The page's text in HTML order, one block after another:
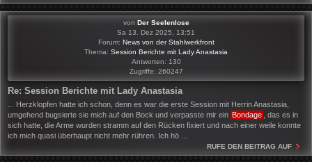
von Der Seelenlose
Sa 13. Dez 2025, 13:51
Forum: News von der Stahlwerkfront
Thema: Session Berichte mit Lady Anastasia
Antworten: 130
Zugriffe: 260247
Re: Session Berichte mit Lady Anastasia
... Herzklopfen hatte ich schon, denn es war die erste Session mit Herrin Anastasia,
umgehend bugsierte sie mich auf den Bock und verpasste mir ein Bondage
, das es in
sich hatte, die Arme wurden stramm auf den Rücken fixiert und nach einer weile konnte
ich mich quasi überhaupt nicht mehr rühren. Ich hö ...
RUFE DEN BEITRAG AUF